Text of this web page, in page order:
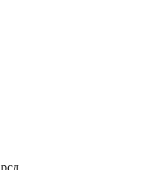
Тренутна